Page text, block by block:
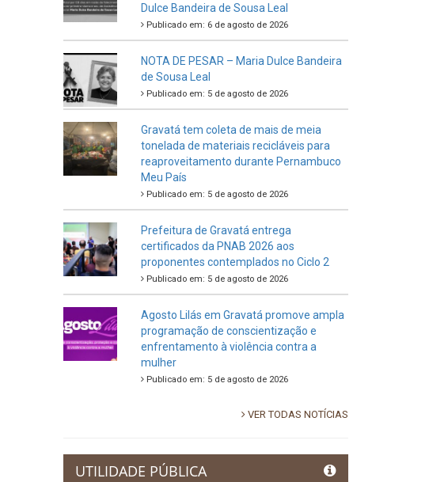
Dulce Bandeira de Sousa Leal
Publicado em: 6 de agosto de 2026
NOTA DE PESAR – Maria Dulce Bandeira
de Sousa Leal
Publicado em: 5 de agosto de 2026
Gravatá tem coleta de mais de meia
tonelada de materiais recicláveis para
reaproveitamento durante Pernambuco
Meu País
Publicado em: 5 de agosto de 2026
Prefeitura de Gravatá entrega
certificados da PNAB 2026 aos
proponentes contemplados no Ciclo 2
Publicado em: 5 de agosto de 2026
Agosto Lilás em Gravatá promove ampla
programação de conscientização e
enfrentamento à violência contra a
mulher
Publicado em: 5 de agosto de 2026
VER TODAS NOTÍCIAS
UTILIDADE PÚBLICA